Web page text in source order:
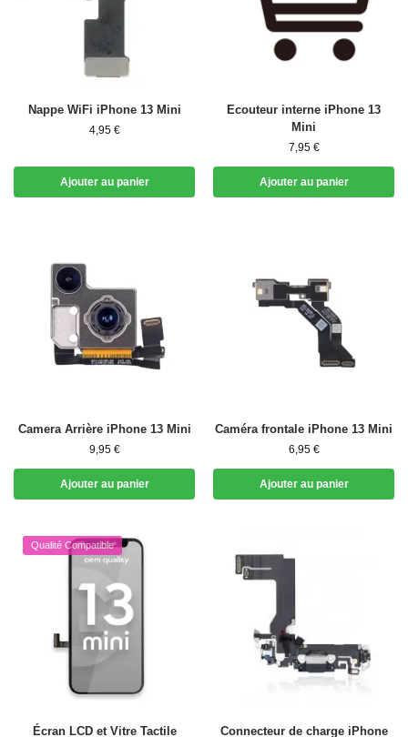
Nappe WiFi iPhone 13 Mini
4,95 €
Ajouter au panier
Ecouteur interne iPhone 13
Mini
7,95 €
Ajouter au panier
Camera Arrière iPhone 13 Mini
9,95 €
Ajouter au panier
Caméra frontale iPhone 13 Mini
6,95 €
Ajouter au panier
Qualité Compatible
Écran LCD et Vitre Tactile Connecteur de charge iPhone